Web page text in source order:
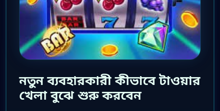
নতুন ব্যবহারকারী কীভাবে টাওয়ার
খেলা বুঝে শুরু করবেন